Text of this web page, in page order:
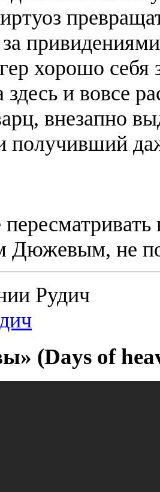
хорошо себя
здесь и вовсе
внезапно
Дюжевым, не
Рудич
(Days of